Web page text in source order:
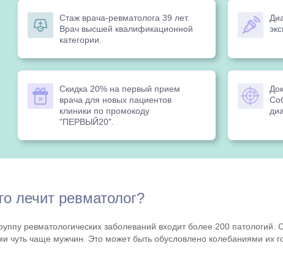
Стаж врача-ревматолога 39 лет.
Врач высшей квалификационной
категории.
Скидка 20% на первый прием
врача для новых пациентов
клиники по промокоду
"ПЕРВЫЙ20".
лечит ревматолог?
ревматологических заболеваний входит более 200
чуть чаще мужчин. Это может быть обусловлено колебаниями их